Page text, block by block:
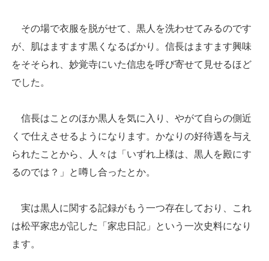
その場で衣服を脱がせて、黒人を洗わせてみるのです
が、肌はますます黒くなるばかり。信長はますます興味
をそそられ、妙覚寺にいた信忠を呼び寄せて見せるほど
でした。
信長はことのほか黒人を気に入り、やがて自らの側近
くで仕えさせるようになります。かなりの好待遇を与え
られたことから、人々は「いずれ上様は、黒人を殿にす
るのでは？」と噂し合ったとか。
実は黒人に関する記録がもう一つ存在しており、これ
は松平家忠が記した「家忠日記」という一次史料になり
ます。